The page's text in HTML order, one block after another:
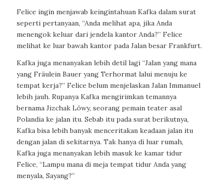
Felice ingin menjawab keingintahuan Kafka dalam surat
seperti pertanyaan, “Anda melihat apa, jika Anda
menengok keluar dari jendela kantor Anda?” Felice
melihat ke luar bawah kantor pada Jalan besar Frankfurt.
Kafka juga menanyakan lebih detil lagi “Jalan yang mana
yang Fräulein Bauer yang Terhormat lalui menuju ke
tempat kerja?” Felice belum menjelaskan Jalan Immanuel
lebih jauh. Rupanya Kafka mengirimkan temannya
bernama Jizchak Löwy, seorang pemain teater asal
Polandia ke jalan itu. Sebab itu pada surat berikutnya,
Kafka bisa lebih banyak menceritakan keadaan jalan itu
dengan jalan di sekitarnya. Tak hanya di luar rumah,
Kafka juga menanyakan lebih masuk ke kamar tidur
Felice, “Lampu mana di meja tempat tidur Anda yang
menyala, Sayang?”